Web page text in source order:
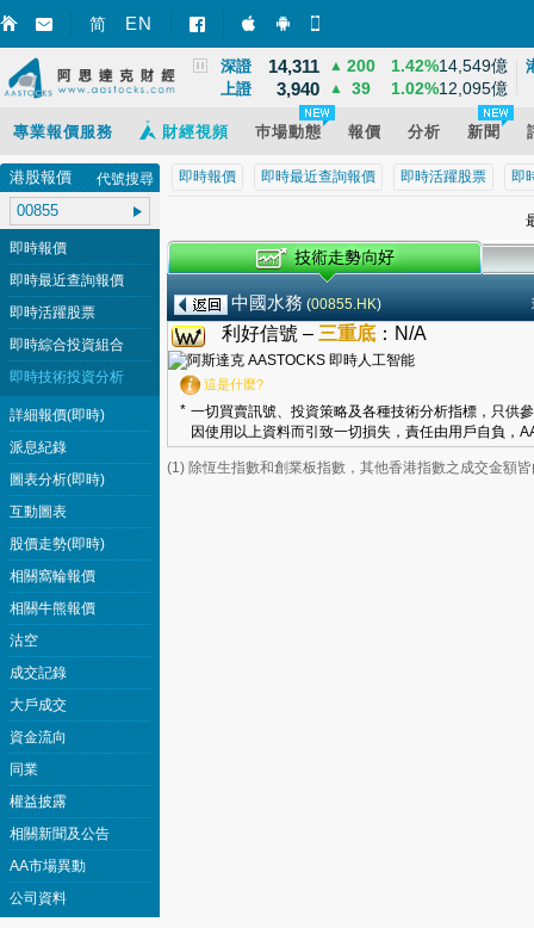
简 EN 智財迅 (iPhone)
智財迅 (Android)
國指 8,531
深證 14,311 ▲ 200 1.42%14,549億
上證 3,940 ▲ 39 1.02%12,095億
專業報價服務 財經視頻 巿場動態 報價 分析 新聞
即時報價 即時最近查詢報價 即時活躍股票 即
中國水務 (00855.HK)
利好信號 – 三重底 ： N/A
這是什麼?
* 一切買賣訊號、投資策略及各種技術分析指標，只供
因使用以上資料而引致一切損失，責任由用戶自負，
(1) 除恆生指數和創業板指數，其他香港指數之成交金額
港股報價 代號搜尋
即時報價
即時最近查詢報價
即時活躍股票
即時綜合投資組合
即時技術投資分析
詳細報價(即時)
派息紀錄
圖表分析(即時)
互動圖表
股價走勢(即時)
相關窩輪報價
相關牛熊報價
沽空
成交記錄
大戶成交
資金流向
同業
權益披露
相關新聞及公告
AA市場異動
公司資料